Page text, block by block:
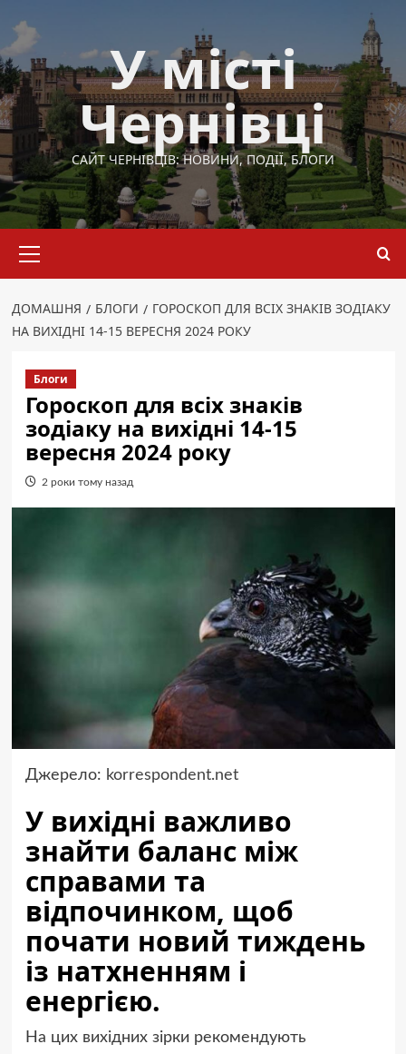
до
вмісту
У місті
Чернівці
САЙТ ЧЕРНІВЦІВ: НОВИНИ, ПОДІЇ, БЛОГИ
меню
ДОМАШНЯ БЛОГИ
ГОРОСКОП ДЛЯ ВСІХ ЗНАКІВ ЗОДІАКУ
НА ВИХІДНІ 14-15 ВЕРЕСНЯ 2024 РОКУ
Блоги
Гороскоп для всіх знаків
зодіаку на вихідні 14-15
вересня 2024 року
2 роки тому назад
Джерело: korrespondent.net
У вихідні важливо
знайти баланс між
справами та
відпочинком, щоб
почати новий тиждень
із натхненням і
енергією.
На цих вихідних зірки рекомендують